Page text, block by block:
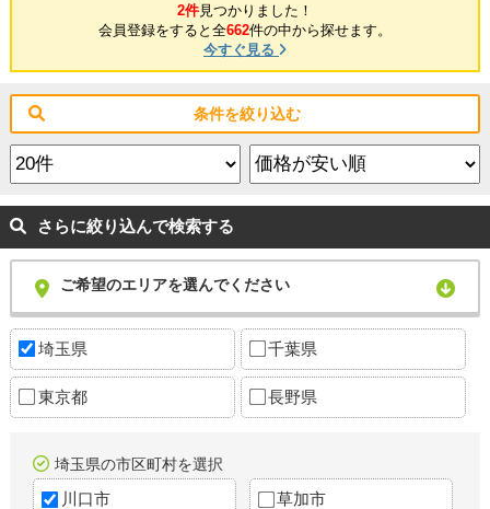
2件見つかりました！
会員登録をすると全662件の中から探せます。
今すぐ見る
条件を絞り込む
さらに絞り込んで検索する
ご希望のエリアを選んでください
埼玉県 千葉県
東京都 長野県
埼玉県の市区町村を選択
川口市 草加市